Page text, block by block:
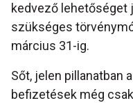
kedvező lehetőséget
szükséges
március 31-ig.
Sőt, jelen pillanatban
befizetések még